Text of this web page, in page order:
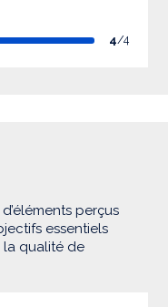
4/4
perçus
essentiels
qualité de